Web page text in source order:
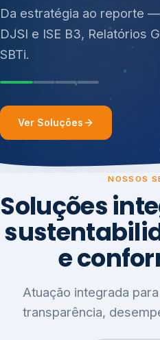
resíduos sólidos (PGRS/
Ver Soluções
NOSSOS
Soluções
e
Atuação integrada
transparência,